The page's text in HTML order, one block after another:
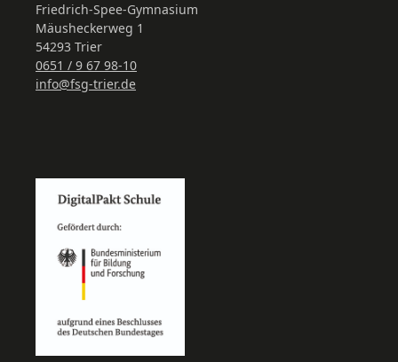
Friedrich-Spee-Gymnasium
Mäusheckerweg 1
54293 Trier
0651 / 9 67 98-10
info@fsg-trier.de